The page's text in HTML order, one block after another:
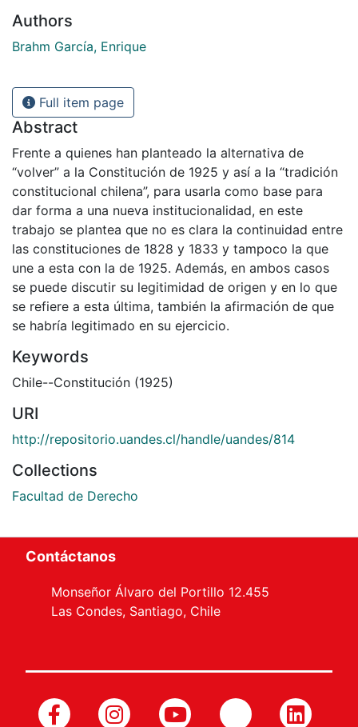
Authors
Brahm García, Enrique
Full item page
Abstract
Frente a quienes han planteado la alternativa de
“volver” a la Constitución de 1925 y así a la “tradición
constitucional chilena”, para usarla como base para
dar forma a una nueva institucionalidad, en este
trabajo se plantea que no es clara la continuidad entre
las constituciones de 1828 y 1833 y tampoco la que
une a esta con la de 1925. Además, en ambos casos
se puede discutir su legitimidad de origen y en lo que
se refiere a esta última, también la afirmación de que
se habría legitimado en su ejercicio.
Keywords
Chile--Constitución (1925)
URI
http://repositorio.uandes.cl/handle/uandes/814
Collections
Facultad de Derecho
Contáctanos
Monseñor Álvaro del Portillo 12.455
Las Condes, Santiago, Chile